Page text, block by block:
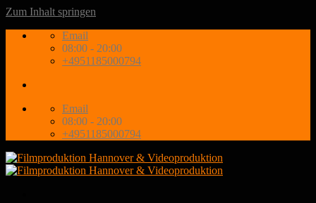
Zum Inhalt springen
Email
08:00 - 20:00
+4951185000794
Email
08:00 - 20:00
+4951185000794